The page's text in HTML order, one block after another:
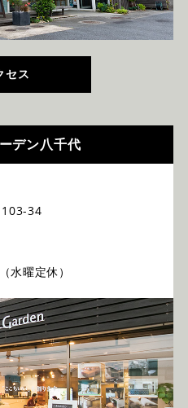
セス
デン八千代
103-34
曜定休）